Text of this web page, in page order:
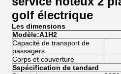
golf électrique
Les dimensions
Modèle:A1H2
Capacité de transport de
passagers
Corps et couverture
Sspécification de tandard